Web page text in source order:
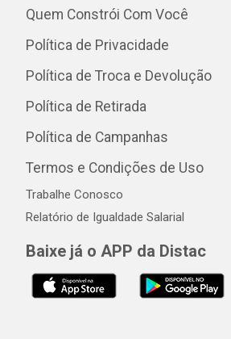
Quem Constrói Com Você
Política de Privacidade
Política de Troca e Devolução
Política de Retirada
Política de Campanhas
Termos e Condições de Uso
Trabalhe Conosco
Relatório de Igualdade Salarial
Baixe já o APP da Distac